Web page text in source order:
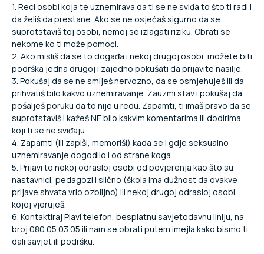
1. Reci osobi koja te uznemirava da ti se ne sviđa to što ti radi i
da želiš da prestane. Ako se ne osjećaš sigurno da se
suprotstaviš toj osobi, nemoj se izlagati riziku. Obrati se
nekome ko ti može pomoći.
2. Ako misliš da se to događa i nekoj drugoj osobi, možete biti
podrška jedna drugoj i zajedno pokušati da prijavite nasilje.
3. Pokušaj da se ne smiješ nervozno, da se osmjehuješ ili da
prihvatiš bilo kakvo uznemiravanje. Zauzmi stav i pokušaj da
pošalješ poruku da to nije u redu. Zapamti, ti imaš pravo da se
suprotstaviš i kažeš NE bilo kakvim komentarima ili dodirima
koji ti se ne sviđaju.
4. Zapamti (ili zapiši, memoriši) kada se i gdje seksualno
uznemiravanje dogodilo i od strane koga.
5. Prijavi to nekoj odrasloj osobi od povjerenja kao što su
nastavnici, pedagozi i slično (škola ima dužnost da ovakve
prijave shvata vrlo ozbiljno) ili nekoj drugoj odrasloj osobi
kojoj vjeruješ.
6. Kontaktiraj Plavi telefon, besplatnu savjetodavnu liniju, na
broj 080 05 03 05 ili nam se obrati putem imejla kako bismo ti
dali savjet ili podršku.